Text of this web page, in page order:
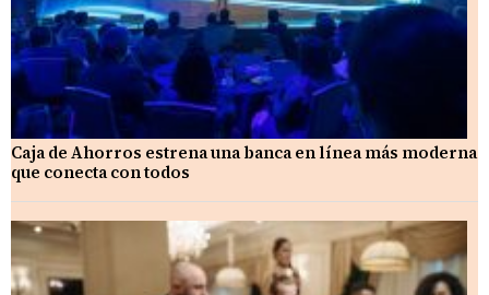
Caja de Ahorros estrena una banca en línea más moderna
que conecta con todos